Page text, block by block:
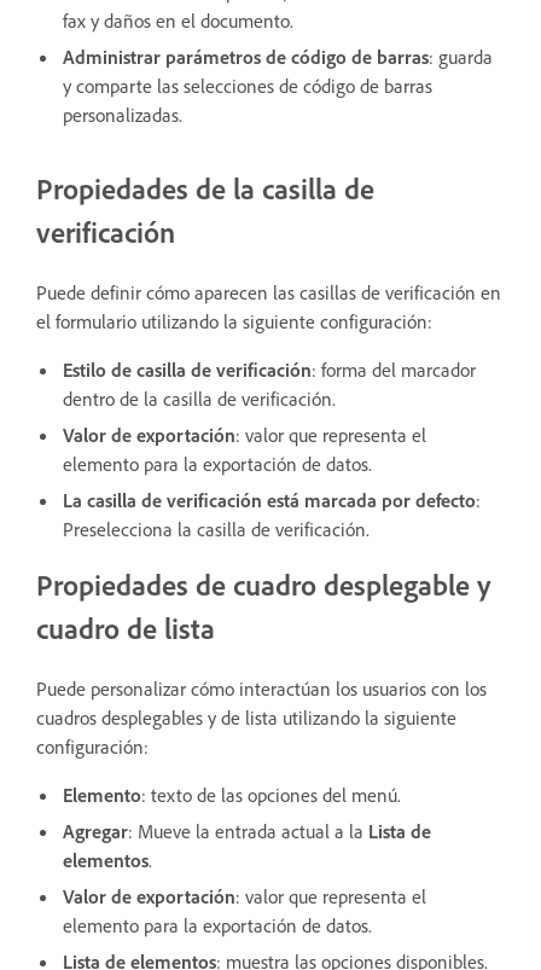
fax y daños en el documento.
Administrar parámetros de código de barras: guarda
y comparte las selecciones de código de barras
personalizadas.
Propiedades de la casilla de
verificación
Puede definir cómo aparecen las casillas de verificación en
el formulario utilizando la siguiente configuración:
Estilo de casilla de verificación: forma del marcador
dentro de la casilla de verificación.
Valor de exportación: valor que representa el
elemento para la exportación de datos.
La casilla de verificación está marcada por defecto:
Preselecciona la casilla de verificación.
Propiedades de cuadro desplegable y
cuadro de lista
Puede personalizar cómo interactúan los usuarios con los
cuadros desplegables y de lista utilizando la siguiente
configuración:
Elemento: texto de las opciones del menú.
Agregar: Mueve la entrada actual a la Lista de
elementos.
Valor de exportación: valor que representa el
elemento para la exportación de datos.
Lista de elementos: muestra las opciones disponibles.